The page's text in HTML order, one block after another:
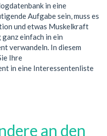
in eine
Aufgabe sein, muss es
und etwas Muskelkraft
einfach in ein
verwandeln. In diesem
Ihre
in eine Interessentenliste
an den